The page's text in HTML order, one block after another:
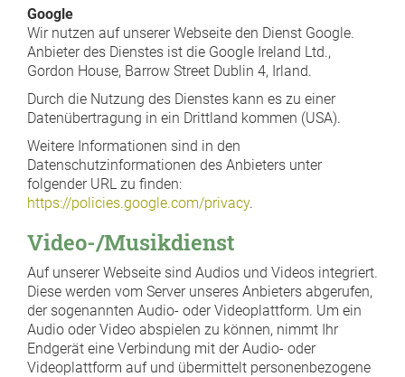
Google
Wir nutzen auf unserer Webseite den Dienst Google.
Anbieter des Dienstes ist die Google Ireland Ltd.,
Gordon House, Barrow Street Dublin 4, Irland.
Durch die Nutzung des Dienstes kann es zu einer
Datenübertragung in ein Drittland kommen (USA).
Weitere Informationen sind in den
Datenschutzinformationen des Anbieters unter
folgender URL zu finden:
https://policies.google.com/privacy.
Video-/Musikdienst
Auf unserer Webseite sind Audios und Videos integriert.
Diese werden vom Server unseres Anbieters abgerufen,
der sogenannten Audio- oder Videoplattform. Um ein
Audio oder Video abspielen zu können, nimmt Ihr
Endgerät eine Verbindung mit der Audio- oder
Videoplattform auf und übermittelt personenbezogene